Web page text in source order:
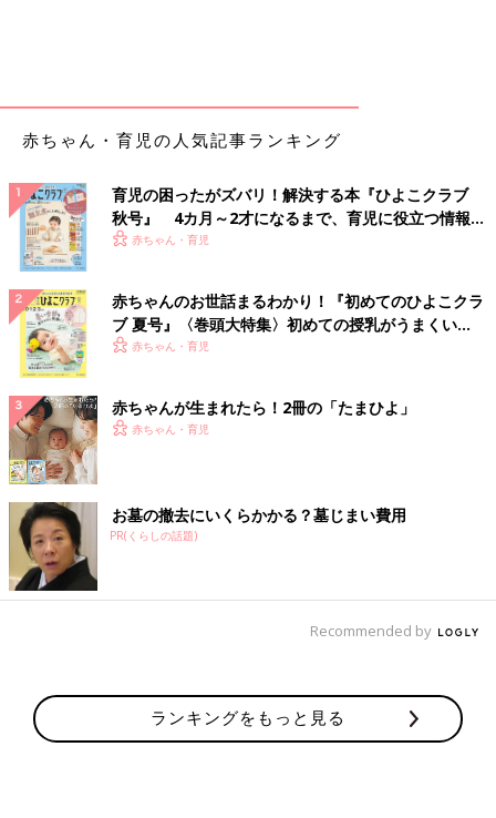
赤ちゃん・育児の人気記事ランキング
育児の困ったがズバリ！解決する本『ひよこクラブ
秋号』 4カ月～2才になるまで、育児に役立つ情報が
いっぱい！
赤ちゃん・育児
赤ちゃんのお世話まるわかり！『初めてのひよこクラ
ブ 夏号』〈巻頭大特集〉初めての授乳がうまくい
く！ おっぱい・ミルクの基本と夏のトラブル 解決テ
赤ちゃん・育児
赤ちゃんが生まれたら！2冊の「たまひよ」
赤ちゃん・育児
お墓の撤去にいくらかかる？墓じまい費用
PR(くらしの話題)
Recommended by
ランキングをもっと見る